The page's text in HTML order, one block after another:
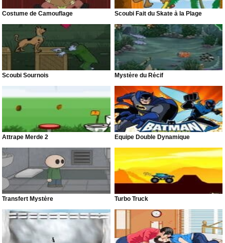
Costume de Camouflage Scoubi Fait du Skate à la Plage
Scoubi Sournois Mystère du Récif
Attrape Merde 2 Équipe Double Dynamique
Transfert Mystère Turbo Truck